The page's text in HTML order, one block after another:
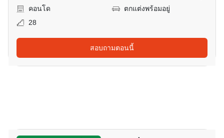
คอนโด
ตกแต่งพร้อมอยู่
28
สอบถามตอนนี้